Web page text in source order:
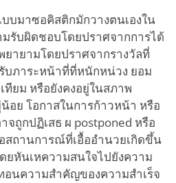
บมาซอคิสติกมักวางตนเองใน
รับผิดชอบโดยปราศจากการได้
ายามโดยปราศจากรางวัลที่
บภาระหน้าที่ที่หนักหน่วง ยอม
ทียม หรือยังคงอยู่ในสภาพ
ย โอกาสในการก้าวหน้า หรือ
จถูกปฏิเสธ ผ postponed หรือ
สถานการณ์ที่เอื้ออำนวยเกิดขึ้น
หันเหความสนใจไปยังความ
อนความสำคัญของความสำเร็จ